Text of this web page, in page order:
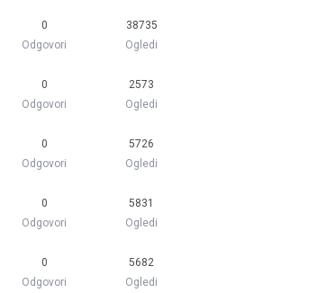
0
Odgovori
38735
Ogledi
0
Odgovori
2573
Ogledi
0
Odgovori
5726
Ogledi
0
Odgovori
5831
Ogledi
0
Odgovori
5682
Ogledi